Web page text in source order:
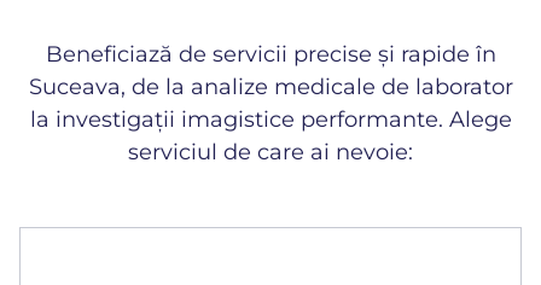
Beneficiază de servicii precise și rapide în
Suceava, de la analize medicale de laborator
la investigații imagistice performante. Alege
serviciul de care ai nevoie: